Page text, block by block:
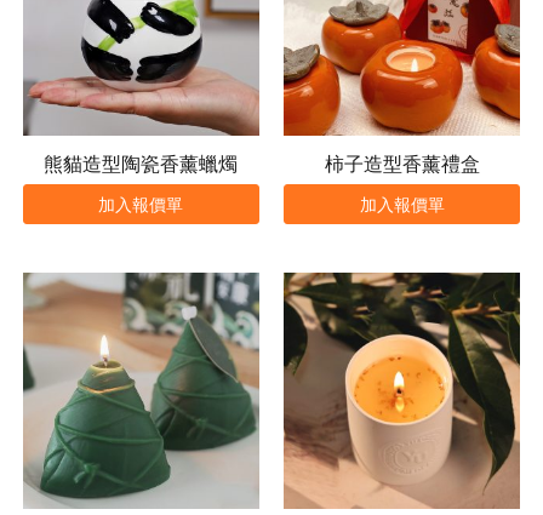
熊貓造型陶瓷香薰蠟燭
加入報價單
柿子造型香薰禮盒
加入報價單